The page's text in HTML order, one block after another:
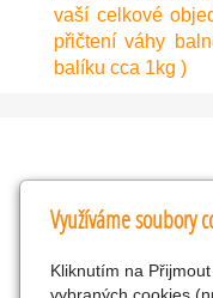
vaší celkové
přičtení váhy
balíku cca 1kg )
Kontakty
KNK obchodní
Komenského
Využíváme soubory
Kliknutím na